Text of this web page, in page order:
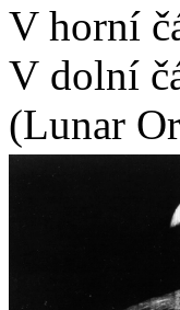
V horní
V dolní
(Lunar